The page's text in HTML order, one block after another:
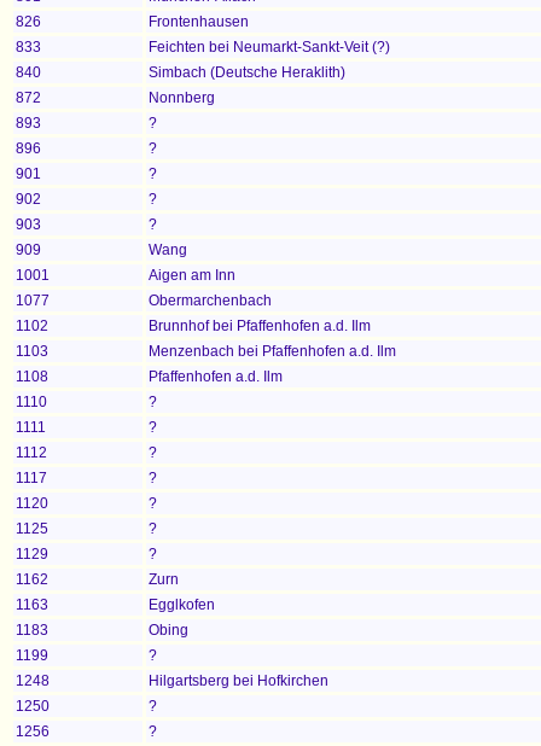
826
Frontenhausen
833
Feichten bei Neumarkt-Sankt-Veit (?)
840
Simbach (Deutsche Heraklith)
872
Nonnberg
893
?
896
?
901
?
902
?
903
?
909
Wang
1001
Aigen am Inn
1077
Obermarchenbach
1102
Brunnhof bei Pfaffenhofen a.d. Ilm
1103
Menzenbach bei Pfaffenhofen a.d. Ilm
1108
Pfaffenhofen a.d. Ilm
1110
?
1111
?
1112
?
1117
?
1120
?
1125
?
1129
?
1162
Zurn
1163
Egglkofen
1183
Obing
1199
?
1248
Hilgartsberg bei Hofkirchen
1250
?
1256
?